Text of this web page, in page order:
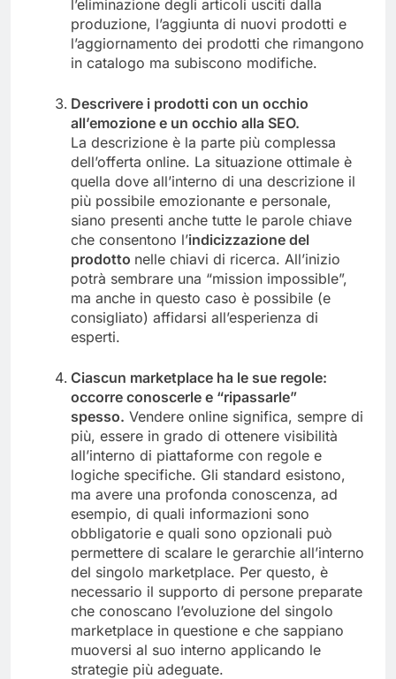
l’eliminazione degli articoli usciti dalla
produzione, l’aggiunta di nuovi prodotti e
l’aggiornamento dei prodotti che rimangono
in catalogo ma subiscono modifiche.
Descrivere i prodotti con un occhio
all’emozione e un occhio alla SEO.
La descrizione è la parte più complessa
dell’offerta online. La situazione ottimale è
quella dove all’interno di una descrizione il
più possibile emozionante e personale,
siano presenti anche tutte le parole chiave
che consentono l’indicizzazione del
prodotto nelle chiavi di ricerca. All’inizio
potrà sembrare una “mission impossible”,
ma anche in questo caso è possibile (e
consigliato) affidarsi all’esperienza di
esperti.
Ciascun marketplace ha le sue regole:
occorre conoscerle e “ripassarle”
spesso. Vendere online significa, sempre di
più, essere in grado di ottenere visibilità
all’interno di piattaforme con regole e
logiche specifiche. Gli standard esistono,
ma avere una profonda conoscenza, ad
esempio, di quali informazioni sono
obbligatorie e quali sono opzionali può
permettere di scalare le gerarchie all’interno
del singolo marketplace. Per questo, è
necessario il supporto di persone preparate
che conoscano l’evoluzione del singolo
marketplace in questione e che sappiano
muoversi al suo interno applicando le
strategie più adeguate.